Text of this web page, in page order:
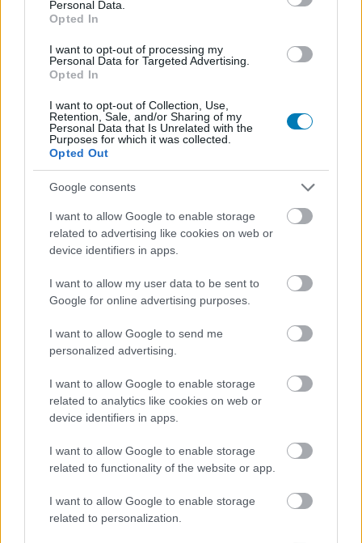
Personal Data.
Opted In
I want to opt-out of processing my
Personal Data for Targeted Advertising.
Opted In
I want to opt-out of Collection, Use,
Retention, Sale, and/or Sharing of my
Personal Data that Is Unrelated with the
Purposes for which it was collected.
Opted Out
Google consents
I want to allow Google to enable storage
related to advertising like cookies on web or
device identifiers in apps.
I want to allow my user data to be sent to
Google for online advertising purposes.
I want to allow Google to send me
personalized advertising.
I want to allow Google to enable storage
related to analytics like cookies on web or
device identifiers in apps.
I want to allow Google to enable storage
related to functionality of the website or app.
I want to allow Google to enable storage
related to personalization.
interested in a Stargate show with ANY of the
original creators/performers involved, now is the
time to say something. Otherwise it really will be
the end of that chapter forever. Let them know you
are THEREhttps://t.co/6nRr9SSTNf
— Michael Shanks (@MichaelShanks)
Shanks, aki Daniel Jackson karakterét alakította a
mozifilmként indult franchise legismertebb sorozatában
és több későbbi folytatásban is, egy közösségi médiás
bejegyzésben reagált azokra a hírekre, amelyek szerint
az Amazon azért kaszálta el a projektet, mert attól
tartott, hogy az kizárólag a régi rajongókat érdekelné. A
interjút megosztvavitatta ezt az állítást
, és csatlakozott
azokhoz, akik szerint az új sorozat jóval szélesebb
Az elmúlt napokban több rajongói kezdeményezés is
elindult annak érdekében, hogy az Amazon felülvizsgálja
döntését. Ezek között szerepelnek online petíciók,
közvetlen ügyfélszolgálati megkeresések, valamint egy